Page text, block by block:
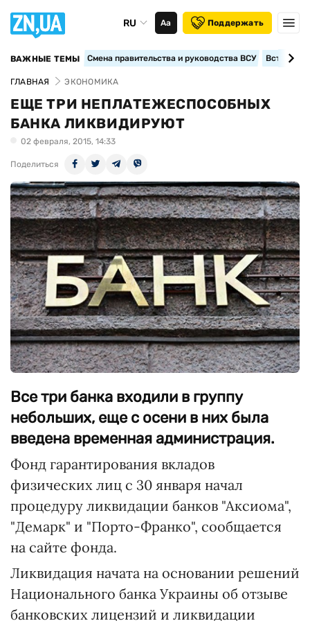
RU Аа Поддержать
ВАЖНЫЕ ТЕМЫ Смена правительства и руководства ВСУ
ГЛАВНАЯ ЭКОНОМИКА
ЕЩЕ ТРИ НЕПЛАТЕЖЕСПОСОБНЫХ
БАНКА ЛИКВИДИРУЮТ
02 февраля, 2015, 14:33
Поделиться
Все три банка входили в группу
небольших, еще с осени в них была
введена временная администрация.
Фонд гарантирования вкладов
физических лиц с 30 января начал
процедуру ликвидации банков "Аксиома",
"Демарк" и "Порто-Франко", сообщается
на сайте фонда.
Ликвидация начата на основании решений
Национального банка Украины об отзыве
банковских лицензий и ликвидации